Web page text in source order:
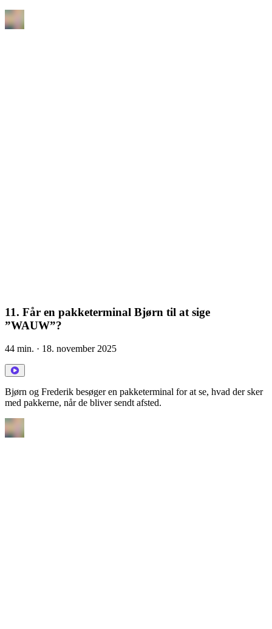
11. Får en pakketerminal Bjørn til at sige
”WAUW”?
44 min. · 18. november 2025
Bjørn og Frederik besøger en pakketerminal for at se, hvad der sker
med pakkerne, når de bliver sendt afsted.